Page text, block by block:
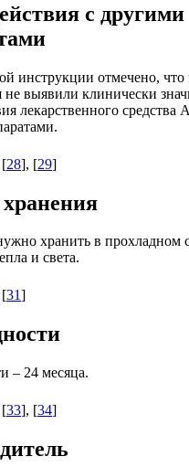
с другими
инструкции отмечено, что
не выявили клинически
лекарственного средства
28], [29]
хранить в прохладном
и света.
31]
– 24 месяца.
33], [34]